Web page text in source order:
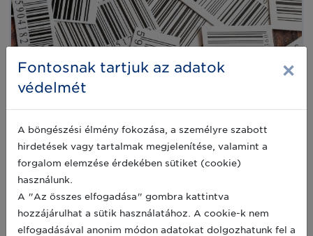
Hogyan azonosítsuk helyesen a
logisztikai egységeket?
A „Szakértőnk válaszol” sorozatunk következő
részében a logisztikai egységekkel kapcsolatos
kérdésre ad pontos választ szakértőnk. A GS1
szabványalkalmazás csak abban az esetben
hatékony, ha az azonosítókat a szabványban
előírt módon alkalmazzuk. Forduljon bátran
2023-03-01
Fontosnak tartjuk az adatok
védelmét
×
A böngészési élmény fokozása, a személyre szabott
hirdetések vagy tartalmak megjelenítése, valamint a
forgalom elemzése érdekében sütiket (cookie)
használunk.
A "Az összes elfogadása" gombra kattintva
hozzájárulhat a sütik használatához. A cookie-k nem
elfogadásával anonim módon adatokat dolgozhatunk fel a